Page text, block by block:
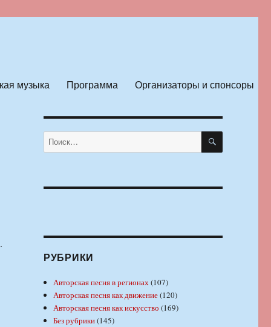
музыка Программа Организаторы и спонсоры
Искать: ПОИСК
РУБРИКИ
Авторская песня в регионах(107)
Авторская песня как движение(120)
Авторская песня как искусство (169)
Без рубрики(145)